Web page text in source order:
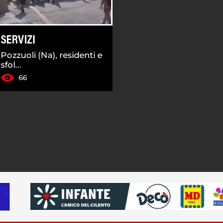
SERVIZI
Pozzuoli (Na), residenti e
sfol...
66